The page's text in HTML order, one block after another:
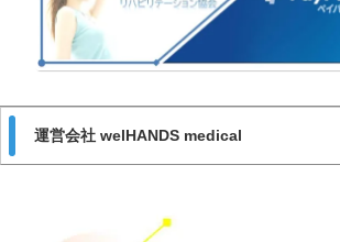
運営会社 welHANDS medical